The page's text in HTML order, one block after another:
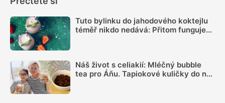
Tuto bylinku do jahodového koktejlu
téměř nikdo nedává: Přitom funguje
Náš život s celiakií: Mléčný bubble
tea pro Áňu. Tapiokové kuličky do něj